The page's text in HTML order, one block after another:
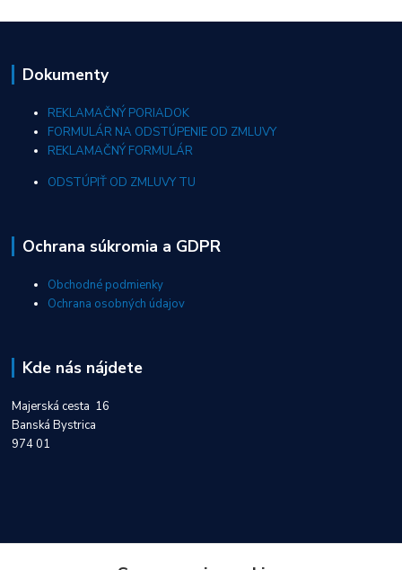
Dokumenty
REKLAMAČNÝ PORIADOK
FORMULÁR NA ODSTÚPENIE OD ZMLUVY
REKLAMAČNÝ FORMULÁR
ODSTÚPIŤ OD ZMLUVY TU
Ochrana súkromia a GDPR
Obchodné podmienky
Ochrana osobných údajov
Kde nás nájdete
Majerská cesta 16
Banská Bystrica
974 01